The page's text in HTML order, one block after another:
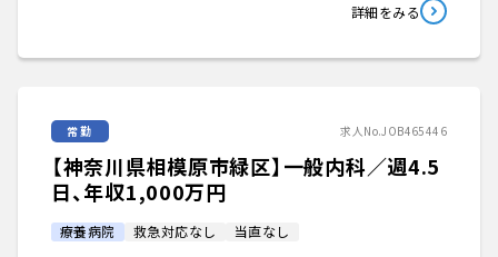
詳細をみる
常勤 求人No.JOB465446
【神奈川県相模原市緑区】一般内科／週4.5
日、年収1,000万円
療養病院 救急対応なし 当直なし